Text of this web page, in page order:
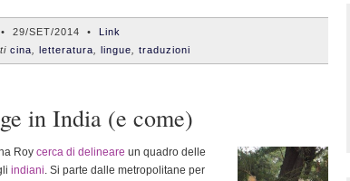
• 29/SET/2014 • Link
cina letteratura lingue traduzioni
in India (e come)
Roy cerca di delineare un quadro delle
indiani. Si parte dalle metropolitane per